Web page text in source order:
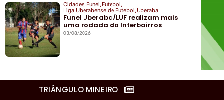
Cidades,Funel,Futebol,
Liga Uberabense de Futebol,Uberaba
Funel Uberaba/LUF realizam mais
uma rodada do Interbairros
03/08/2026
TRIÂNGULO MINEIRO